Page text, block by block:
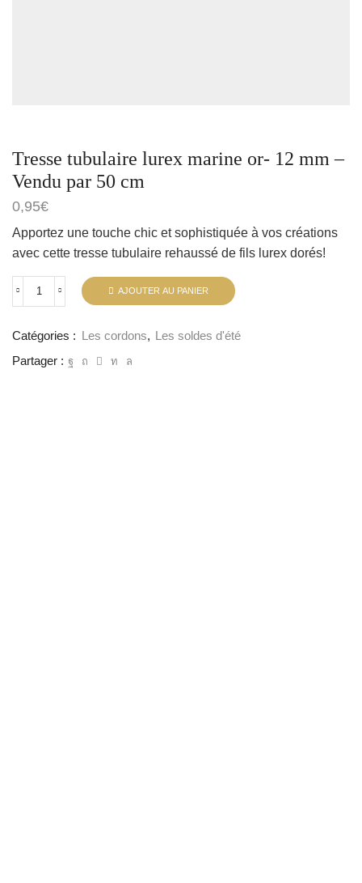
Tresse tubulaire lurex marine or- 12 mm –
Vendu par 50 cm
0,95€
Apportez une touche chic et sophistiquée à vos créations
avec cette tresse tubulaire rehaussé de fils lurex dorés!
AJOUTER AU PANIER
Catégories : Les cordons,
Les soldes d'été
Partager :